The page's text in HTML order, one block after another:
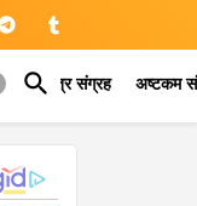
कवच मंत्र संग्रह अष्टकम